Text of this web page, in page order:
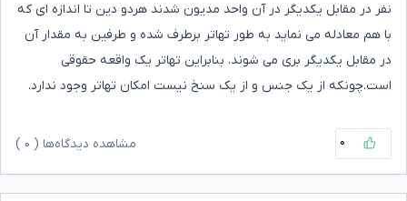
نفر در مقابل یکدیگر در آن واحد مدیون شدند هردو دین تا اندازه ای که
با هم معادله می نماید به طور تهاتر برطرف شده و طرفین به مقدار آن
در مقابل یکدیگر بری می شوند. بنابراین تهاتر یک واقعه حقوقی
است.چونکه از یک جنس و از یک سنخ نیست امکان تهاتر وجود ندارد.
۰ مشاهده دیدگاه‌ها ( ۰